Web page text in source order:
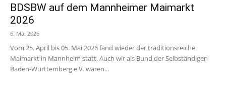
BDSBW auf dem Mannheimer Maimarkt
2026
6. Mai 2026
Vom 25. April bis 05. Mai 2026 fand wieder der traditionsreiche
Maimarkt in Mannheim statt. Auch wir als Bund der Selbständigen
Baden-Württemberg e.V. waren...